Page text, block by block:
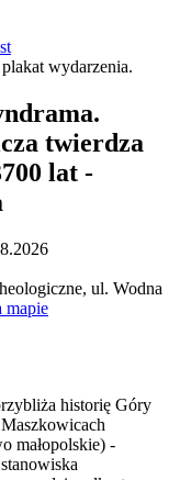
twierdza
lat -
ul. Wodna
mapie
historię Góry
małopolskie) -